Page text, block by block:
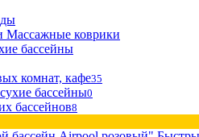
Массажные коврики
бассейны
комнат, кафе35
бассейны0
бассейнов8